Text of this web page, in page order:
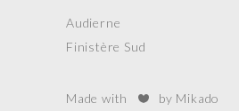
Audierne
Finistère Sud
Made with by Mikado